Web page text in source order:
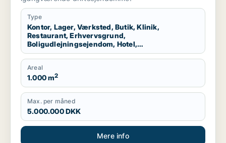
Nordsjælland
Type
Kontor, Lager, Værksted, Butik, Klinik,
Restaurant, Erhvervsgrund,
Boligudlejningsejendom, Hotel,
Produktionslokaler, Garage
Areal
1.000 m2
Max. per måned
5.000.000 DKK
Mere info